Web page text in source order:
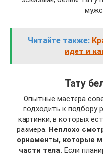
Читайте также:
идет и
Тату
Опытные мастера
подходить к подбору
картинки, в которых
размера. Неплохо
орнаменты, которые
части тела. Если